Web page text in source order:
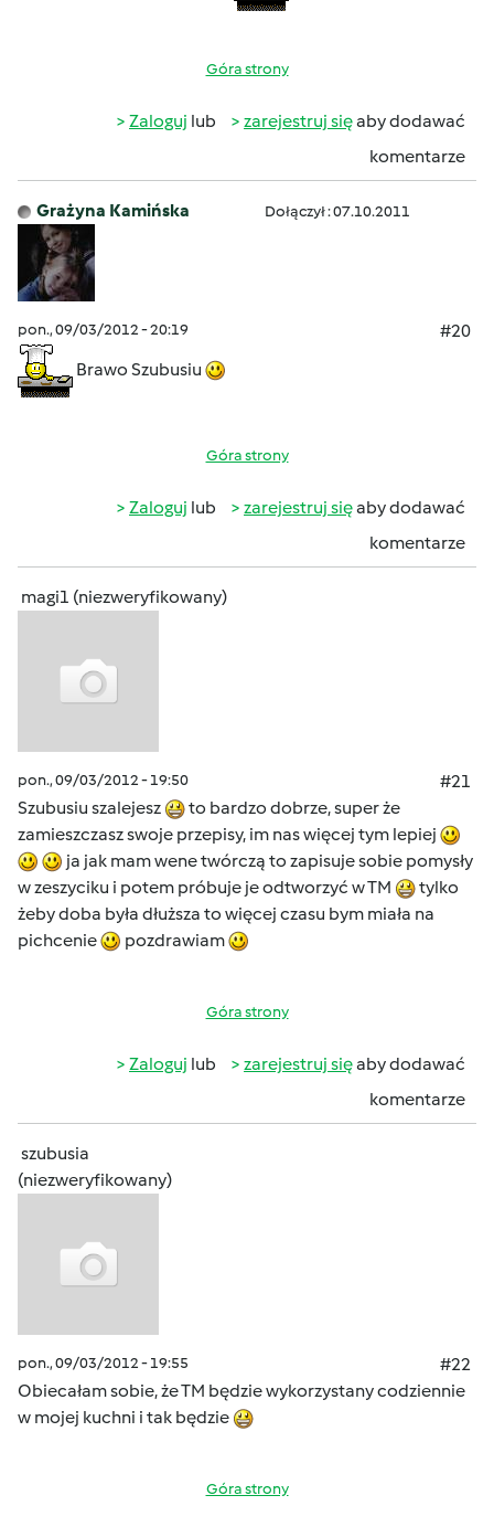
Góra strony
Zaloguj lub zarejestruj sięaby dodawać
komentarze
Grażyna Kamińska Dołączył : 07.10.2011
pon., 09/03/2012 - 20:19
#20
Brawo Szubusiu
Góra strony
Zaloguj lub zarejestruj sięaby dodawać
komentarze
magi1 (niezweryfikowany)
pon., 09/03/2012 - 19:50
#21
Szubusiu szalejesz
to bardzo dobrze, super że
zamieszczasz swoje przepisy, im nas więcej tym lepiej
ja jak mam wene twórczą to zapisuje sobie pomysły
w zeszyciku i potem próbuje je odtworzyć w TM
tylko
żeby doba była dłuższa to więcej czasu bym miała na
pichcenie
pozdrawiam
Góra strony
Zaloguj lub zarejestruj sięaby dodawać
komentarze
szubusia
(niezweryfikowany)
pon., 09/03/2012 - 19:55
#22
Obiecałam sobie, że TM będzie wykorzystany codziennie
w mojej kuchni i tak będzie
Góra strony